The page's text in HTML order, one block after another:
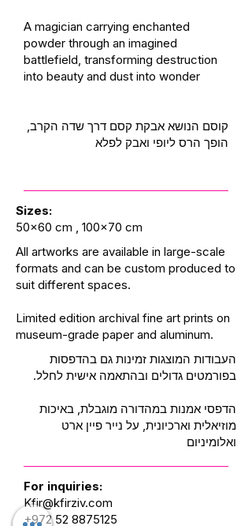
A magician carrying enchanted
powder through an imagined
battlefield, transforming destruction
into beauty and dust into wonder
קוסם הנושא אבקת קסם דרך שדה הקרב,
הופך הרס ליופי ואבק לפלא
Sizes:
50x60 cm , 100x70 cm
All artworks are available in large-scale
formats and can be custom produced to
suit different spaces.
Limited edition archival fine art prints on
museum-grade paper and aluminum.
העבודות המוצגות זמינות גם בהדפסות
בפורמטים גדולים ובהתאמה אישית לחלל.
הדפסי אמנות במהדורה מוגבלת, באיכות
מוזיאלית וארכיונית, על נייר פיין ארט
ואלומיניום
For inquiries:
Kfir@kfirziv.com
+972 52 8875125